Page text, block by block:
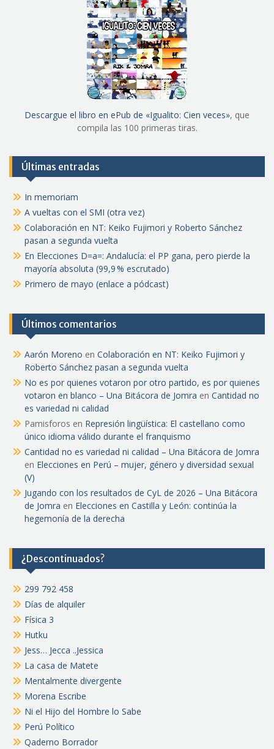
Descargue el libro en ePub de «Igualito: Cien veces», que
compila las 100 primeras tiras.
Últimas entradas
In memoriam
A vueltas con el SMI (otra vez)
Colaboración en NT: Keiko Fujimori y Roberto Sánchez
pasan a segunda vuelta
En Elecciones D=a=: Andalucía: el PP gana, pero pierde la
mayoría absoluta (99,9 % escrutado)
Primero de mayo (enlace a pódcast)
Últimos comentarios
Aarón Moreno en Colaboración en NT: Keiko Fujimori y
Roberto Sánchez pasan a segunda vuelta
No es por quienes votaron por otro partido, es por quienes
votaron en blanco – Una Bitácora de Jomra en Cantidad no
es variedad ni calidad
Pamisforos en Represión lingüística: El castellano como
único idioma válido durante el franquismo
Cantidad no es variedad ni calidad – Una Bitácora de Jomra
en Elecciones en Perú – mujer, género y diversidad sexual
(V)
Jugando con los resultados de CyL de 2026 – Una Bitácora
de Jomra en Elecciones en Castilla y León: continúa la
hegemonía de la derecha
¿Descontinuados?
299 792 458
Días de alquiler
Física 3
Hutku
Jess… Jecca ..Jessica
La casa de Matete
Mentalmente divergente
Morena Escribe
Ni el Hijo del Hombre lo Sabe
Perú Político
Qaderno Borrador